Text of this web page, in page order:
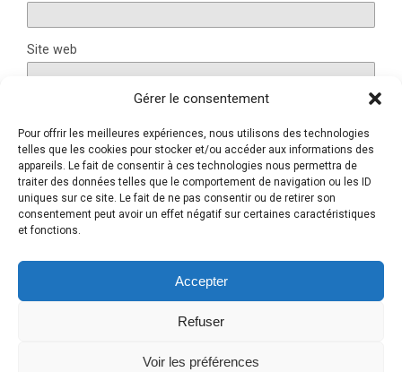
Gérer le consentement
Pour offrir les meilleures expériences, nous utilisons des technologies
telles que les cookies pour stocker et/ou accéder aux informations des
appareils. Le fait de consentir à ces technologies nous permettra de
traiter des données telles que le comportement de navigation ou les ID
uniques sur ce site. Le fait de ne pas consentir ou de retirer son
consentement peut avoir un effet négatif sur certaines caractéristiques
et fonctions.
Accepter
Refuser
Voir les préférences
Site web
Ce site utilise Akismet pour réduire les indésirables.En
savoir plus sur la façon dont les données de vos
commentaires sont traitées.
Retour au début